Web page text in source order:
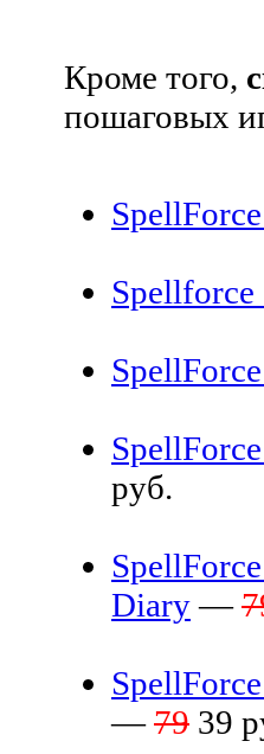
Кроме того,
пошаговых
руб.
Diary—
—79 39